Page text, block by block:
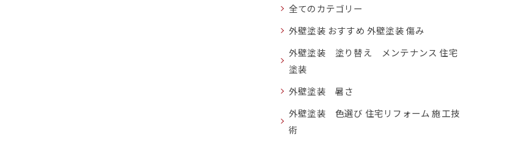
全てのカテゴリー
外壁塗装 おすすめ 外壁塗装 傷み
外壁塗装 塗り替え メンテナンス 住宅
塗装
外壁塗装 暑さ
外壁塗装 色選び 住宅リフォーム 施工技
術